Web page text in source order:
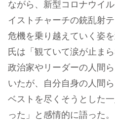
ながら、新型コロナウイ
イストチャーチの銃乱射
危機を乗り越えていく姿
氏は「観ていて涙が止ま
政治家やリーダーの人間
いたが、自分自身の人間
ベストを尽くそうとした
った」と感情的に語った。